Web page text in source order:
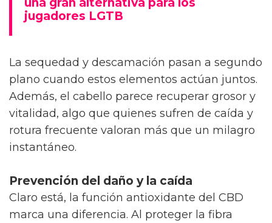
jugadores LGTB
La sequedad y descamación pasan a segundo
plano cuando estos elementos actúan juntos.
Además, el cabello parece recuperar grosor y
vitalidad, algo que quienes sufren de caída y
rotura frecuente valoran más que un milagro
instantáneo.
Prevención del daño y la caída
Claro está, la función antioxidante del CBD
marca una diferencia. Al proteger la fibra